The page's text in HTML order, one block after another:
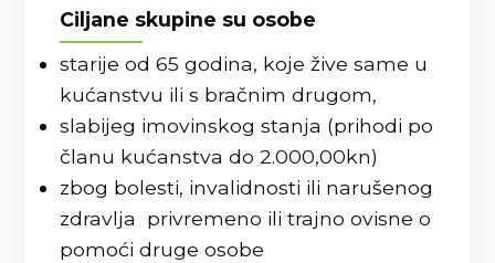
Ciljane skupine su osobe
starije od 65 godina, koje žive same u
kućanstvu ili s bračnim drugom,
slabijeg imovinskog stanja (prihodi po
članu kućanstva do 2.000,00kn)
zbog bolesti, invalidnosti ili narušenog
zdravlja privremeno ili trajno ovisne o
pomoći druge osobe